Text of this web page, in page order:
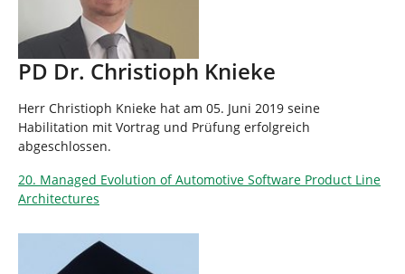
PD Dr. Christioph Knieke
Herr Christioph Knieke hat am 05. Juni 2019 seine
Habilitation mit Vortrag und Prüfung erfolgreich
abgeschlossen.
20. Managed Evolution of Automotive Software Product Line
Architectures